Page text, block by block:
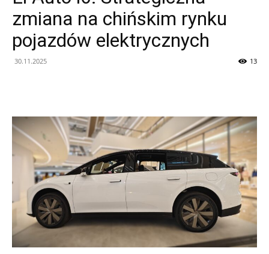
zmiana na chińskim rynku
pojazdów elektrycznych
30.11.2025 13